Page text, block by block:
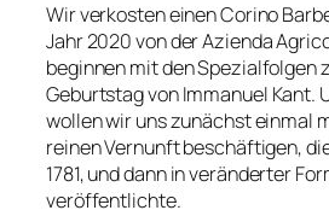
Wir verkosten einen Corino
Jahr 2020 von der Azienda
beginnen mit den Spezialfolgen
Geburtstag von Immanuel Kant.
wollen wir uns zunächst einmal
reinen Vernunft beschäftigen,
1781, und dann in veränderter
veröffentlichte.